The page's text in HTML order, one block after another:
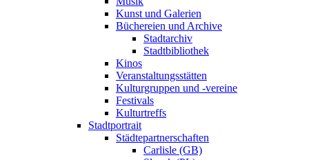
Kunst und Galerien
Büchereien und Archive
Stadtarchiv
Stadtbibliothek
Kinos
Veranstaltungsstätten
Kulturgruppen und -vereine
Festivals
Kulturtreffs
Stadtportrait
Städtepartnerschaften
Carlisle (GB)